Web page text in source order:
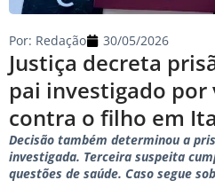
Justiça decreta
pai investigado por
contra o filho em
Por: Redação 30/05/2026
Decisão também determinou a
investigada. Terceira suspeita
questões de saúde. Caso segue